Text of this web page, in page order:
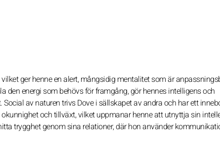
ger henne en alert, mångsidig mentalitet som är
energi som behövs för framgång, gör hennes intelligens och
av naturen trivs Dove i sällskapet av andra och har ett
och tillväxt, vilket uppmanar henne att utnyttja sin
trygghet genom sina relationer, där hon använder